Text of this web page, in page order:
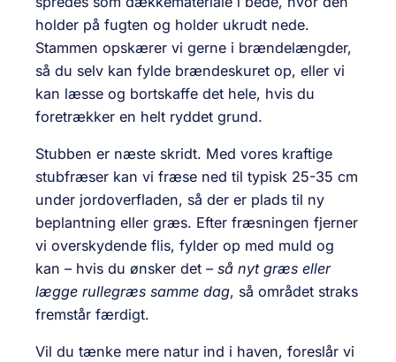
holder på fugten og holder ukrudt nede.
Stammen opskærer vi gerne i brændelængder,
så du selv kan fylde brændeskuret op, eller vi
kan læsse og bortskaffe det hele, hvis du
foretrækker en helt ryddet grund.
Stubben er næste skridt. Med vores kraftige
stubfræser kan vi fræse ned til typisk 25-35 cm
under jordoverfladen, så der er plads til ny
beplantning eller græs. Efter fræsningen fjerner
vi overskydende flis, fylder op med muld og
kan – hvis du ønsker det – så nyt græs eller
lægge rullegræs samme dag, så området straks
fremstår færdigt.
Vil du tænke mere natur ind i haven, foreslår vi